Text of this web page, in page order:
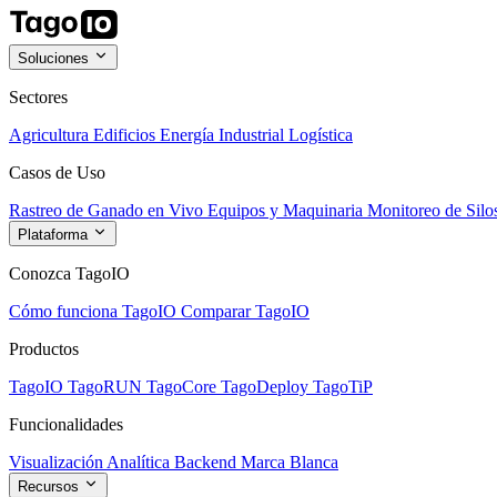
Soluciones
Sectores
Agricultura Edificios Energía Industrial Logística
Casos de Uso
Rastreo de Ganado en Vivo Equipos y Maquinaria Monitoreo de
Plataforma
Conozca TagoIO
Cómo funciona TagoIO Comparar TagoIO
Productos
TagoIO TagoRUN TagoCore TagoDeploy TagoTiP
Funcionalidades
Visualización Analítica Backend Marca Blanca
Recursos